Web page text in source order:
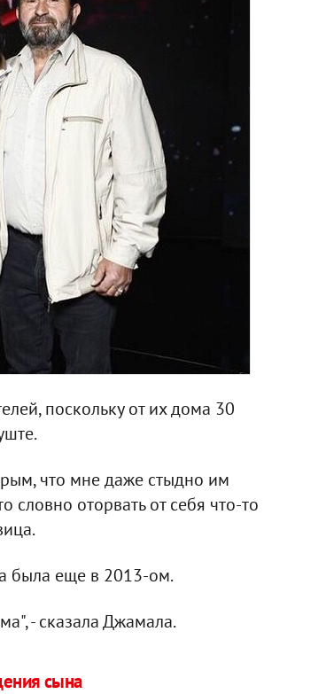
поскольку от их дома 30
что мне даже стыдно им
оторвать от себя что-то
была еще в 2013-ом.
- сказала Джамала.
сына